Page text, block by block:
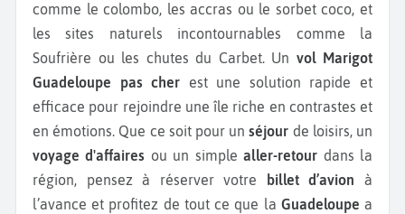
comme le colombo, les accras ou le sorbet coco, et
les sites naturels incontournables comme la
Soufrière ou les chutes du Carbet. Un vol Marigot
Guadeloupe pas cher est une solution rapide et
efficace pour rejoindre une île riche en contrastes et
en émotions. Que ce soit pour unséjour de loisirs, un
voyage d'affaires ou un simplealler-retour dans la
région, pensez à réserver votre
billet d’avion à
l’avance et profitez de tout ce que la Guadeloupe a